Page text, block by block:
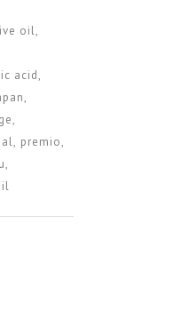
oil
acid
premio